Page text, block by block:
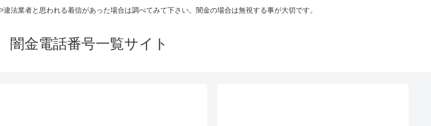
法業者と思われる着信があった場合は調べてみて下さい。闇金の場合は無視する事が大切です。
闇金電話番号一覧サイト